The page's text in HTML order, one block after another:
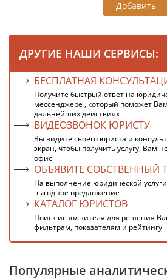
Добавить
ДРУГИЕ НАШИ СЕРВИСЫ:
БЕСПЛАТНАЯ
Получите быстрый ответ на
мессенджере , который поможет
дальнейших действиях
ВИДЕОЗВОНОК ЮРИСТУ
Вы видите своего юриста и
экран, чтобы получить услугу, Вам
офис
ОБЪЯВИТЕ СОБСТВЕННЫЙ
На выполнение юридической
выгодное предложение
КАТАЛОГ ЮРИСТОВ
Поиск исполнителя для решения
фильтрам, показателям и рейтингу
Популярные